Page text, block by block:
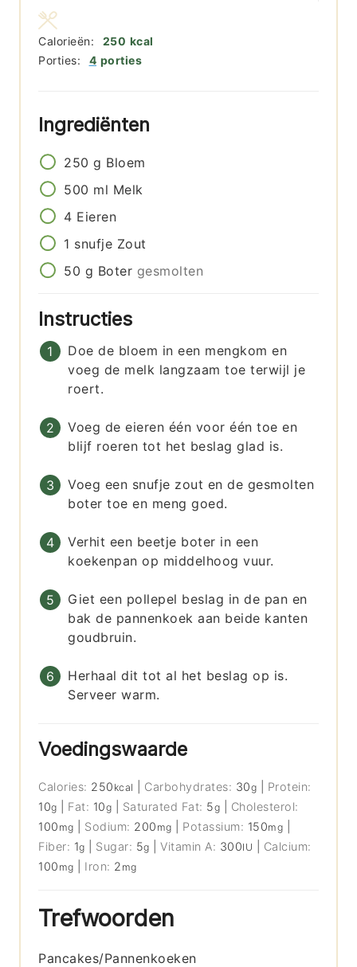
Porties: 4 porties
Calorieën: 250 kcal
Ingrediënten
250 g Bloem
500 ml Melk
4 Eieren
1 snufje Zout
50 g Boter gesmolten
Instructies
Doe de bloem in een mengkom en
voeg de melk langzaam toe terwijl je
roert.
Voeg de eieren één voor één toe en
blijf roeren tot het beslag glad is.
Voeg een snufje zout en de gesmolten
boter toe en meng goed.
Verhit een beetje boter in een
koekenpan op middelhoog vuur.
Giet een pollepel beslag in de pan en
bak de pannenkoek aan beide kanten
goudbruin.
Herhaal dit tot al het beslag op is.
Serveer warm.
Voedingswaarde
Calories: 250 kcal Carbohydrates: 30g
Protein:
10g Fat: 10g Saturated Fat: 5g
Cholesterol:
100 mg Sodium: 200 mg Potassium: 150mg
Fiber: 1g Sugar: 5g |Vitamin A: 300IU
Calcium:
100 mg Iron: 2 mg
Trefwoorden
Pancakes/Pannenkoeken